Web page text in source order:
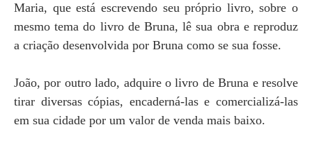
Maria, que está escrevendo seu próprio livro, sobre o
mesmo tema do livro de Bruna, lê sua obra e reproduz
a criação desenvolvida por Bruna como se sua fosse.
João, por outro lado, adquire o livro de Bruna e resolve
tirar diversas cópias, encaderná-las e comercializá-las
em sua cidade por um valor de venda mais baixo.